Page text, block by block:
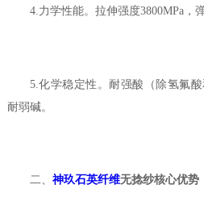
4.力学性能。拉伸强度3800MPa，
5.化学稳定性。耐强酸（除氢氟
耐弱碱。
二、 神玖石英纤维无捻纱核心优势